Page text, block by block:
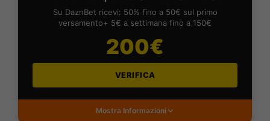
Su DaznBet ricevi: 50% fino a 50€ sul primo
versamento+ 5€ a settimana fino a 150€
200€
VERIFICA
Mostra Informazioni